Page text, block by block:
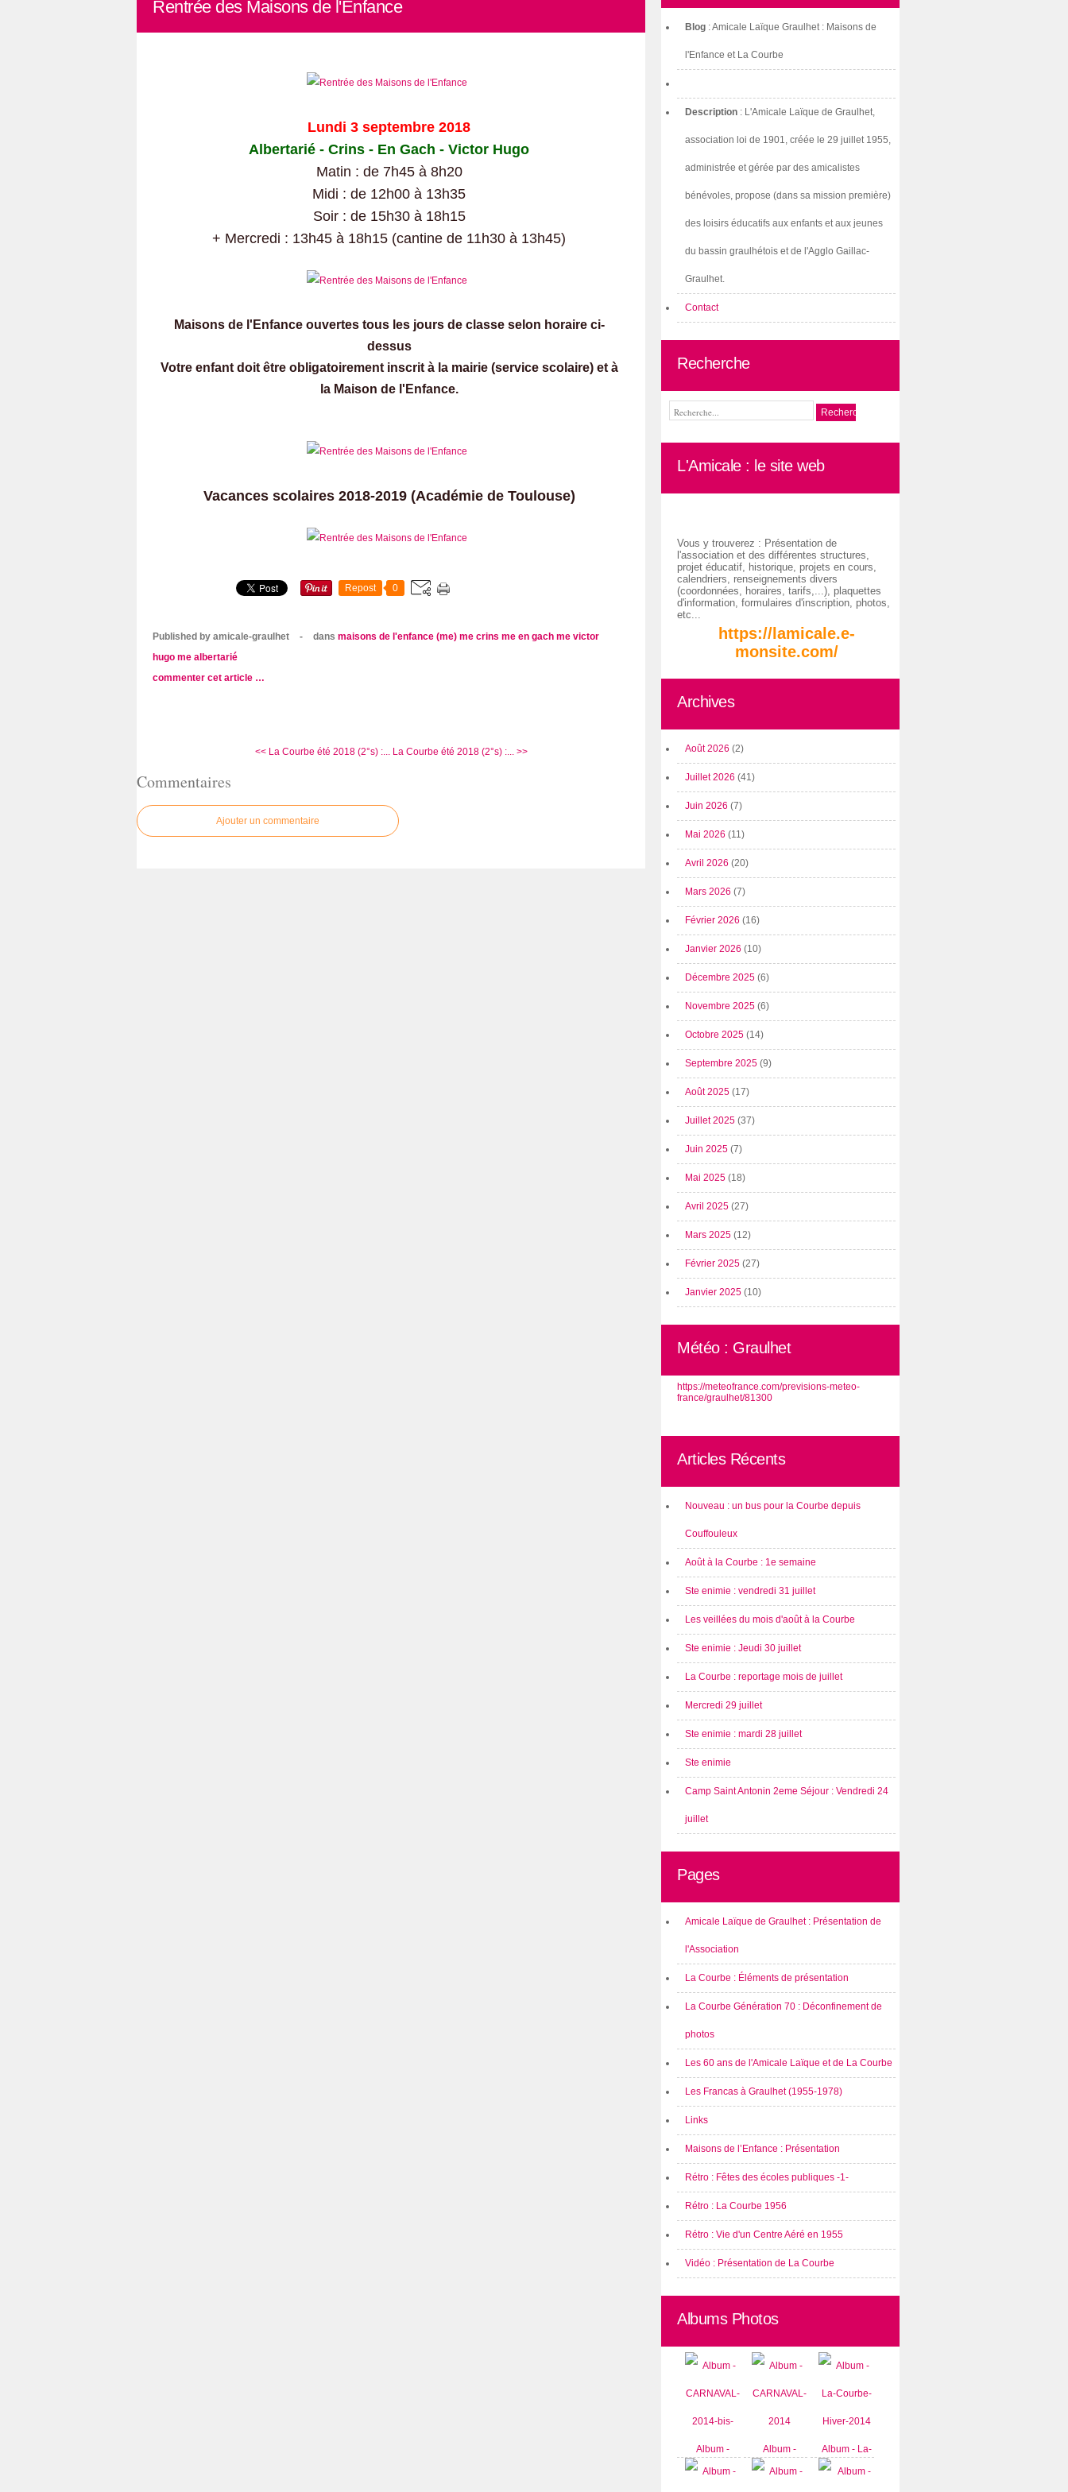
Rentrée des Maisons de l'Enfance
Lundi 3 septembre 2018
Albertarié - Crins - En Gach - Victor Hugo
Matin : de 7h45 à 8h20
Midi : de 12h00 à 13h35
Soir : de 15h30 à 18h15
+ Mercredi : 13h45 à 18h15 (cantine de 11h30 à 13h45)
Maisons de l'Enfance ouvertes tous les jours de classe selon horaire ci-
dessus
Votre enfant doit être obligatoirement inscrit à la mairie (service scolaire) et à
la Maison de l'Enfance.
Vacances scolaires 2018-2019 (Académie de Toulouse)
Repost 0
Published by amicale-graulhet - dans maisons de l'enfance (me) me crins me en gach me victor
hugo me albertarié
commenter cet article …
<< La Courbe été 2018 (2°s) :... La Courbe été 2018 (2°s) :... >>
Commentaires
Ajouter un commentaire
Blog : Amicale Laïque Graulhet : Maisons de
l'Enfance et La Courbe
Description : L'Amicale Laïque de Graulhet,
association loi de 1901, créée le 29 juillet 1955,
administrée et gérée par des amicalistes
bénévoles, propose (dans sa mission première)
des loisirs éducatifs aux enfants et aux jeunes
du bassin graulhétois et de l'Agglo Gaillac-
Graulhet.
Contact
Recherche
L'Amicale : le site web
Vous y trouverez : Présentation de
l'association et des différentes structures,
projet éducatif, historique, projets en cours,
calendriers, renseignements divers
(coordonnées, horaires, tarifs,...), plaquettes
d'information, formulaires d'inscription, photos,
etc...
https://lamicale.e-
monsite.com/
Archives
Août 2026 (2)
Juillet 2026 (41)
Juin 2026 (7)
Mai 2026 (11)
Avril 2026 (20)
Mars 2026 (7)
Février 2026 (16)
Janvier 2026 (10)
Décembre 2025 (6)
Novembre 2025 (6)
Octobre 2025 (14)
Septembre 2025 (9)
Août 2025 (17)
Juillet 2025 (37)
Juin 2025 (7)
Mai 2025 (18)
Avril 2025 (27)
Mars 2025 (12)
Février 2025 (27)
Janvier 2025 (10)
Météo : Graulhet
https://meteofrance.com/previsions-meteo-
france/graulhet/81300
Articles Récents
Nouveau : un bus pour la Courbe depuis
Couffouleux
Août à la Courbe : 1e semaine
Ste enimie : vendredi 31 juillet
Les veillées du mois d'août à la Courbe
Ste enimie : Jeudi 30 juillet
La Courbe : reportage mois de juillet
Mercredi 29 juillet
Ste enimie : mardi 28 juillet
Ste enimie
Camp Saint Antonin 2eme Séjour : Vendredi 24
juillet
Pages
Amicale Laïque de Graulhet : Présentation de
l'Association
La Courbe : Éléments de présentation
La Courbe Génération 70 : Déconfinement de
photos
Les 60 ans de l'Amicale Laïque et de La Courbe
Les Francas à Graulhet (1955-1978)
Links
Maisons de l’Enfance : Présentation
Rétro : Fêtes des écoles publiques -1-
Rétro : La Courbe 1956
Rétro : Vie d'un Centre Aéré en 1955
Vidéo : Présentation de La Courbe
Albums Photos
Album -
CARNAVAL-
Album -
CARNAVAL-
Album - La-
Courbe-